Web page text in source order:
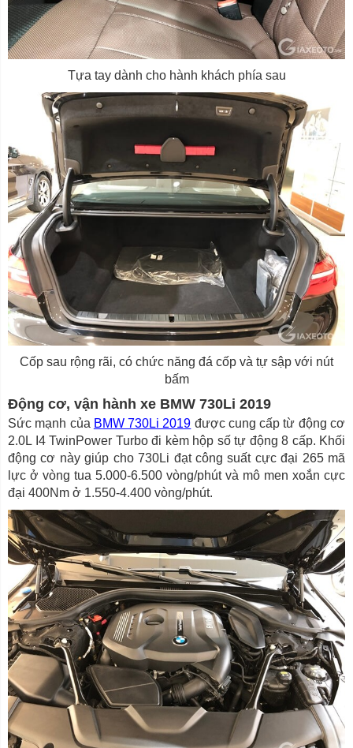
Tựa tay dành cho hành khách phía sau
Cốp sau rộng rãi, có chức năng đá cốp và tự sập với nút
bấm
Động cơ, vận hành xe BMW 730Li 2019
Sức mạnh của BMW 730Li 2019 được cung cấp từ động cơ
2.0L I4 TwinPower Turbo đi kèm hộp số tự động 8 cấp. Khối
động cơ này giúp cho 730Li đạt công suất cực đại 265 mã
lực ở vòng tua 5.000-6.500 vòng/phút và mô men xoắn cực
đại 400Nm ở 1.550-4.400 vòng/phút.